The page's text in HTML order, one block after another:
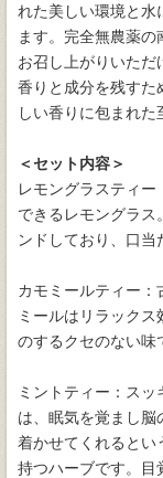
れた美しい環境と水
ます。完全無農薬
お召し上がりいただ
香りと成分を残すた
しい香りに包まれた
＜セット内容＞
レモングラスティー
できるレモングラス
ンドしており、口当
カモミールティー：
ミールはリラック
のするクセのない味
ミントティー：ス
は、眠気を覚まし脳
着かせてくれるとい
持つハーブです。目